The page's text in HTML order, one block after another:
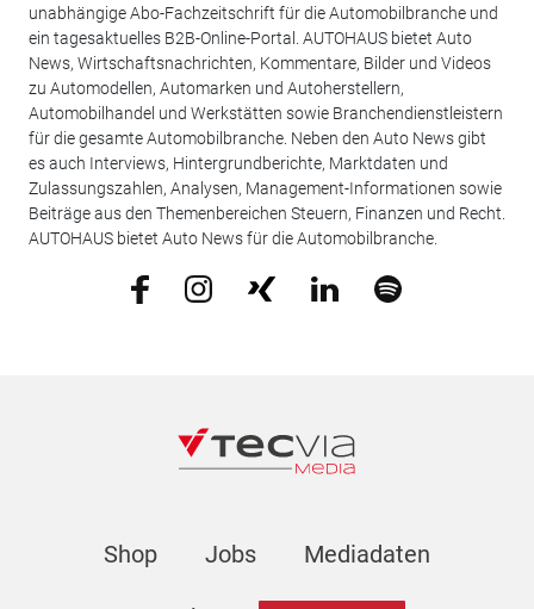
unabhängige Abo-Fachzeitschrift für die Automobilbranche und
ein tagesaktuelles B2B-Online-Portal. AUTOHAUS bietet Auto
News, Wirtschaftsnachrichten, Kommentare, Bilder und Videos
zu Automodellen, Automarken und Autoherstellern,
Automobilhandel und Werkstätten sowie Branchendienstleistern
für die gesamte Automobilbranche. Neben den Auto News gibt
es auch Interviews, Hintergrundberichte, Marktdaten und
Zulassungszahlen, Analysen, Management-Informationen sowie
Beiträge aus den Themenbereichen Steuern, Finanzen und Recht.
AUTOHAUS bietet Auto News für die Automobilbranche.
Shop Jobs Mediadaten